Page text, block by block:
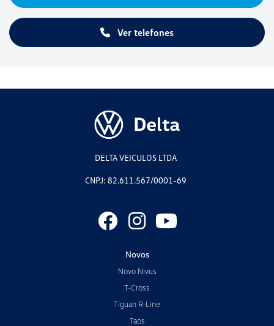
Ver telefones
DELTA VEICULOS LTDA
CNPJ: 82.611.567/0001-69
Novos
Novo Nivus
T-Cross
Tiguan R-Line
Taos